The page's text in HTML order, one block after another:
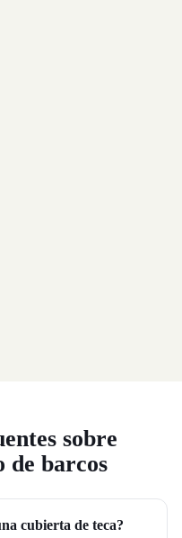
sobre
de barcos
cubierta de teca?